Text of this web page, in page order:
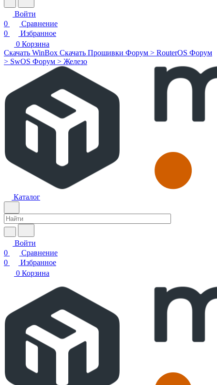
Войти
0
Сравнение
0
Избранное
0 Корзина
Скачать WinBox Скачать Прошивки Форум > RouterOS Форум
> SwOS Форум > Железо
Каталог
Войти
0
Сравнение
0
Избранное
0 Корзина